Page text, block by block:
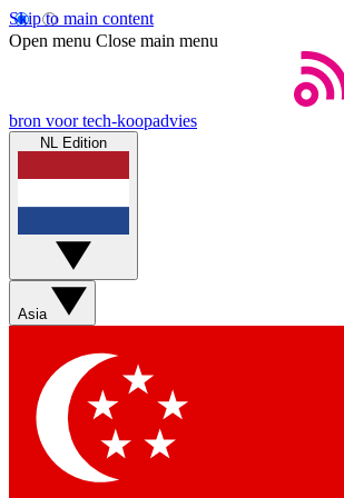
Skip to main content
Open menu Close main menu
bron voor tech-koopadvies
NL Edition
Asia